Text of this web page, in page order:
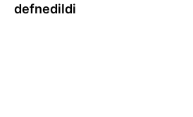
defnedildi